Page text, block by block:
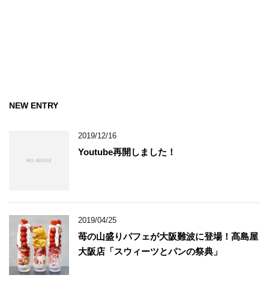
NEW ENTRY
2019/12/16
Youtube再開しました！
2019/04/25
苺の山盛りパフェが大阪難波に登場！髙島屋
大阪店「スウィーツとパンの祭典」